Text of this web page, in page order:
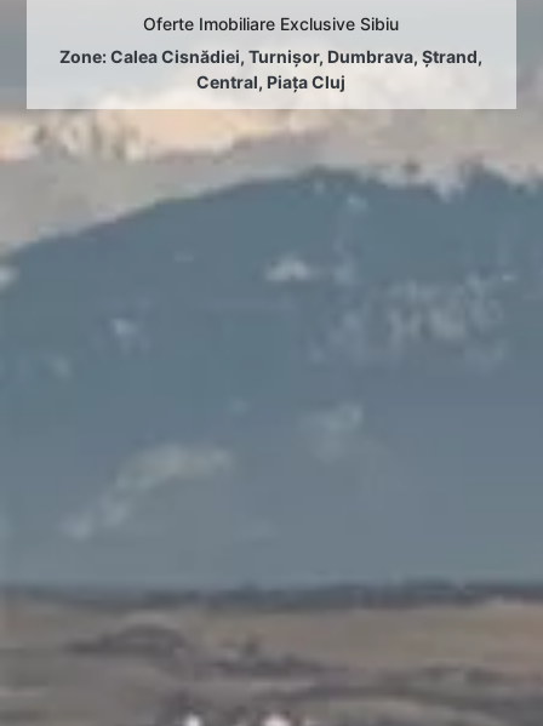
Oferte Imobiliare Exclusive Sibiu
Zone:Calea Cisnădiei,Turnișor, Dumbrava,Ștrand,
Central, Piața Cluj